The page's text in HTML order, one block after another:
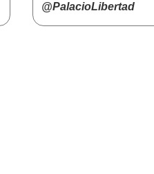
@PalacioLibertad